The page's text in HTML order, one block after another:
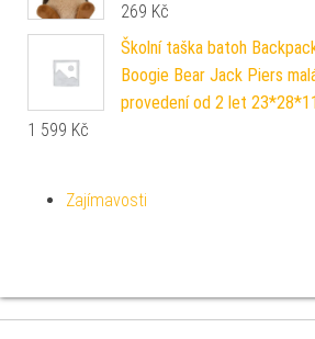
269 Kč
Školní taška batoh
Boogie Bear Jack Piers
provedení od 2 let
1 599 Kč
Zajímavosti